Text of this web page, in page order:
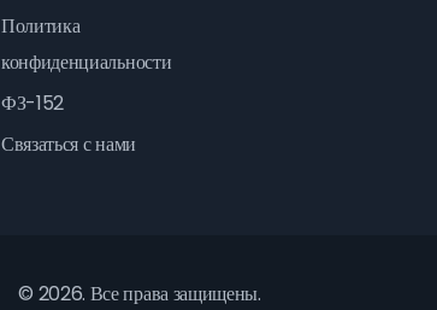
Политика
конфиденциальности
ФЗ-152
Связаться с нами
© 2026. Все права защищены.